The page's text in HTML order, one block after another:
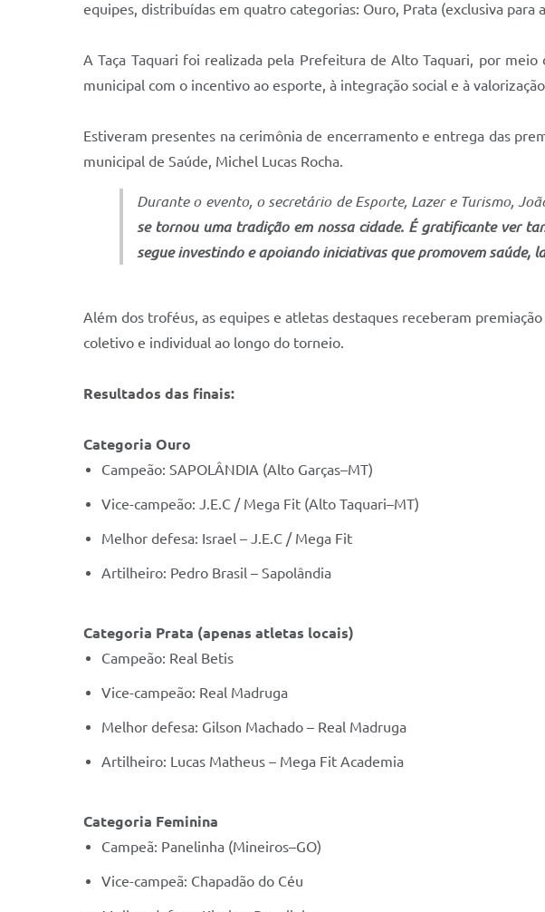
equipes, distribuídas em quatro categorias: Ouro, Prata (exclusiva para
A Taça Taquari foi realizada pela Prefeitura de Alto Taquari, por
municipal com o incentivo ao esporte, à integração social e à
Estiveram presentes na cerimônia de encerramento e entrega das
municipal de Saúde, Michel Lucas Rocha.
Durante o evento, o secretário de Esporte, Lazer e Turismo,
se tornou uma tradição em nossa cidade. É gratificante ver
segue investindo e apoiando iniciativas que promovem saúde,
Além dos troféus, as equipes e atletas destaques receberam
coletivo e individual ao longo do torneio.
Resultados das finais:
Categoria Ouro
Campeão: SAPOLÂNDIA (Alto Garças–MT)
Vice-campeão: J.E.C / Mega Fit (Alto Taquari–MT)
Melhor defesa: Israel – J.E.C / Mega Fit
Artilheiro: Pedro Brasil – Sapolândia
Categoria Prata (apenas atletas locais)
Campeão: Real Betis
Vice-campeão: Real Madruga
Melhor defesa: Gilson Machado – Real Madruga
Artilheiro: Lucas Matheus – Mega Fit Academia
Categoria Feminina
Campeã: Panelinha (Mineiros–GO)
Vice-campeã: Chapadão do Céu